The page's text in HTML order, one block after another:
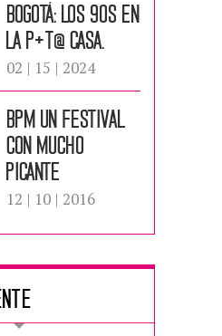
Bogotá: Los 90s en
la P+t@ casa.
02 | 15 | 2024
Bpm un festival
con mucho
picante
12 | 10 | 2016